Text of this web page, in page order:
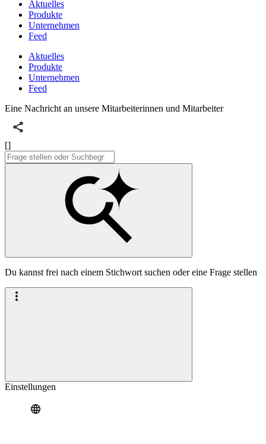
Aktuelles
Produkte
Unternehmen
Feed
Aktuelles
Produkte
Unternehmen
Feed
Eine Nachricht an unsere Mitarbeiterinnen und Mitarbeiter
[]
Du kannst frei nach einem Stichwort suchen oder eine Frage stellen
Einstellungen